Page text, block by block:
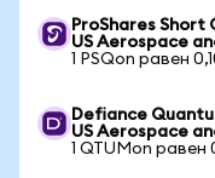
ProShares Short
US Aerospace
1 PSQon равен
Defiance
US Aerospace
1 QTUMon равен